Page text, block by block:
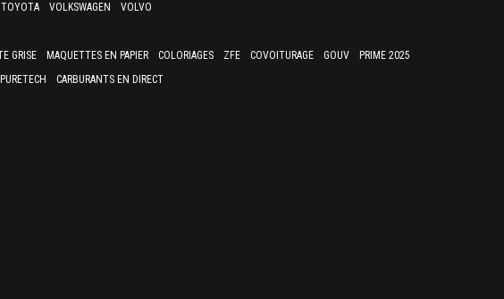
TOYOTA VOLKSWAGEN VOLVO
GRISE MAQUETTES EN PAPIER COLORIAGES ZFE COVOITURAGE GOUV
PRIME 2025
PURETECH CARBURANTS EN DIRECT